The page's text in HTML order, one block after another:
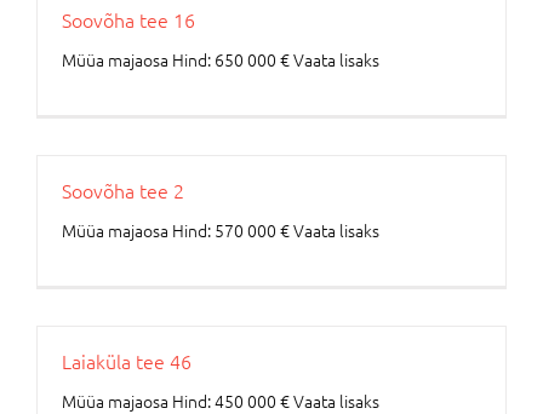
Soovõha tee 16
Müüa majaosa Hind: 650 000 € Vaata lisaks
Soovõha tee 2
Müüa majaosa Hind: 570 000 € Vaata lisaks
Laiaküla tee 46
Müüa majaosa Hind: 450 000 € Vaata lisaks